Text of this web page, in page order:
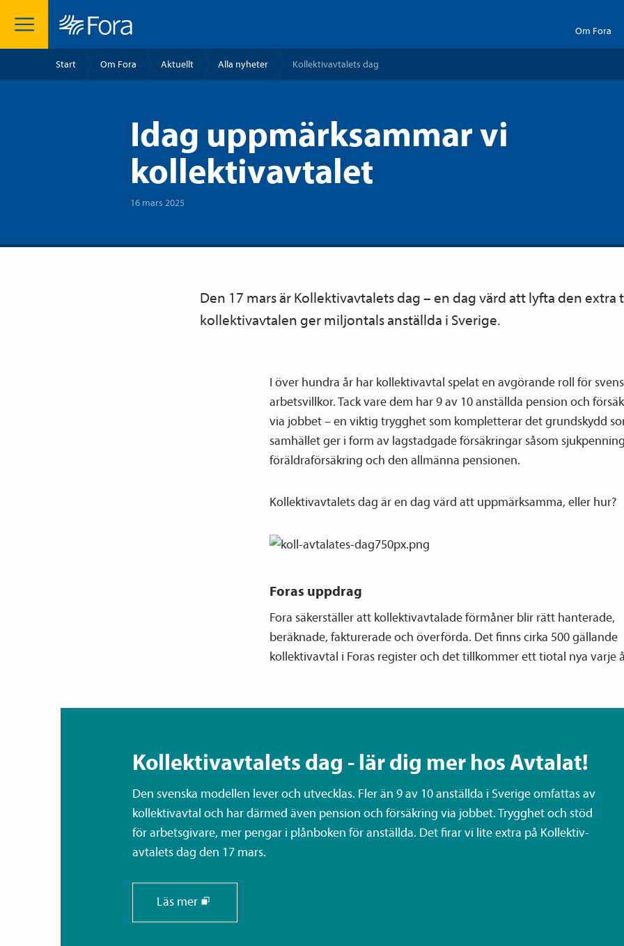
Om Fora
Start Om Fora Aktuellt Alla nyheter Kollektiv­avtalets dag
Idag uppmärksammar vi
kollektivavtalet
16 mars 2025
Den 17 mars är Kollektiv­avtalets dag – en dag värd att lyfta den
kollektiv­avtalen ger miljontals anställda i Sverige.
I över hundra år har kollektiv­avtal spelat en avgörande roll för
arbetsvillkor. Tack vare dem har 9 av 10 anställda pension och
via jobbet – en viktig trygghet som kompletterar det grundskydd
samhället ger i form av lagstadgade försäkringar såsom
föräldra­försäkring och den allmänna pensionen.
Kollektiv­avtalets dag är en dag värd att uppmärksamma, eller hur?
Foras uppdrag
Fora säkerställer att kollektiv­avtalade förmåner blir rätt hanterade,
beräknade, fakturerade och överförda. Det finns cirka 500 gällande
kollektiv­avtal i Foras register och det tillkommer ett tiotal nya varje
Kollektiv­avtalets dag - lär dig mer hos Avtalat!
Den svenska modellen lever och utvecklas. Fler än 9 av 10 anställda i Sverige omfattas av
kollektiv­avtal och har därmed även pension och försäkring via jobbet. Trygghet och stöd
för arbetsgivare, mer pengar i plånboken för anställda. Det firar vi lite extra på Kollektiv­
avtalets dag den 17 mars.
Läs mer